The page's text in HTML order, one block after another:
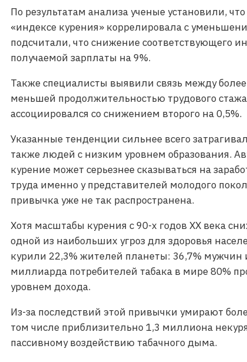
По результатам анализа ученые установили,
«индексе курения» коррелировала с
подсчитали, что снижение соответствующего
получаемой зарплаты на 9%.
Также специалисты выявили связь между
меньшей продолжительностью трудового
ассоциировался со снижением второго на 0,5%.
Указанные тенденции сильнее всего
также людей с низким уровнем образования.
курение может серьезнее сказываться на
труда именно у представителей молодого
привычка уже не так распространена.
Хотя масштабы курения с 90-х годов XX века
одной из наибольших угроз для здоровья
курили 22,3% жителей планеты: 36,7%
миллиарда потребителей табака в мире 80%
уровнем дохода.
Из-за последствий этой привычки умирают
том числе приблизительно 1,3 миллиона
пассивному воздействию табачного дыма.